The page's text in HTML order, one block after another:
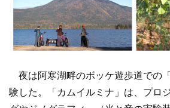
夜は阿寒湖畔のボッケ遊歩道での
験した。「カムイルミナ」は、プロ